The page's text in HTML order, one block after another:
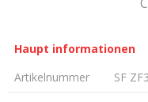
Haupt informationen
Artikelnummer
SF